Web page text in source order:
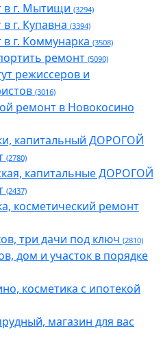
в г. Мытищи (3294)
г. Купавна (3394)
в г. Коммунарка (3508)
ремонт (5090)
режиссеров и
(3016)
ремонт в Новокосино
капитальный ДОРОГОЙ
(2780)
капитальные ДОРОГОЙ
(2437)
косметический ремонт
три дачи под ключ (2810)
дом и участок в порядке
косметика с ипотекой
магазин для вас